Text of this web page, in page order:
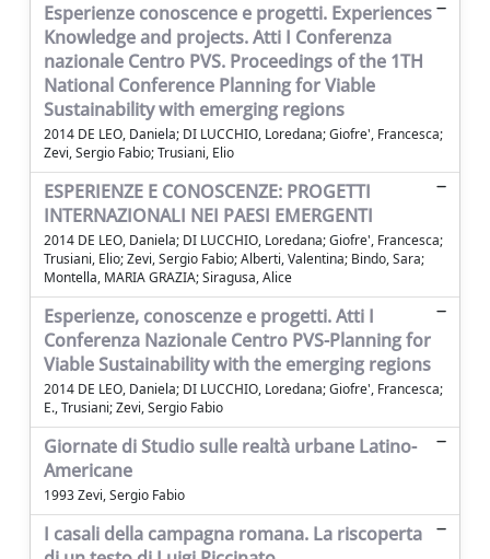
Esperienze conoscence e progetti. Experiences
Knowledge and projects. Atti I Conferenza
nazionale Centro PVS. Proceedings of the 1TH
National Conference Planning for Viable
Sustainability with emerging regions
2014 DE LEO, Daniela; DI LUCCHIO, Loredana; Giofre', Francesca;
Zevi, Sergio Fabio; Trusiani, Elio
ESPERIENZE E CONOSCENZE: PROGETTI
INTERNAZIONALI NEI PAESI EMERGENTI
2014 DE LEO, Daniela; DI LUCCHIO, Loredana; Giofre', Francesca;
Trusiani, Elio; Zevi, Sergio Fabio; Alberti, Valentina; Bindo, Sara;
Montella, MARIA GRAZIA; Siragusa, Alice
Esperienze, conoscenze e progetti. Atti I
Conferenza Nazionale Centro PVS-Planning for
Viable Sustainability with the emerging regions
2014 DE LEO, Daniela; DI LUCCHIO, Loredana; Giofre', Francesca;
E., Trusiani; Zevi, Sergio Fabio
Giornate di Studio sulle realtà urbane Latino-
Americane
1993 Zevi, Sergio Fabio
I casali della campagna romana. La riscoperta